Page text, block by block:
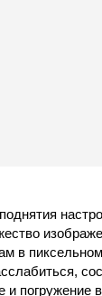
в
и погружение